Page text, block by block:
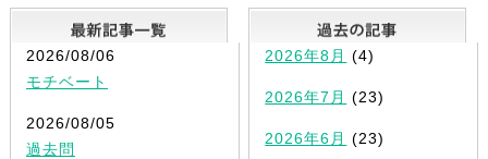
最新記事一覧
2026/08/06
モチベート
2026/08/05
過去問
2026年8月 (4)
2026年7月 (23)
2026年6月 (23)